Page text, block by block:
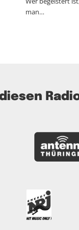
man…